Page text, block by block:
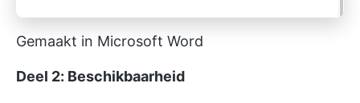
Gemaakt in Microsoft Word
Deel 2: Beschikbaarheid